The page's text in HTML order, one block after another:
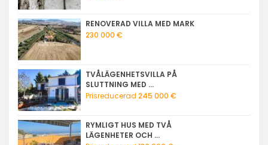
RENOVERAD VILLA MED MARK
230 000 €
TVÅLÄGENHETSVILLA PÅ
SLUTTNING MED ...
Prisreducerad 245 000 €
RYMLIGT HUS MED TVÅ
LÄGENHETER OCH ...